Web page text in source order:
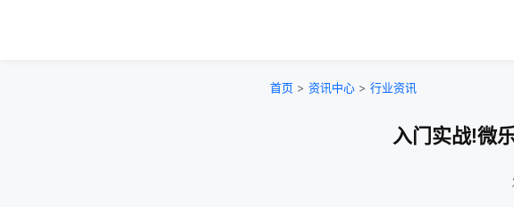
首页 > 资讯中心 > 行业资讯
入门实战!微